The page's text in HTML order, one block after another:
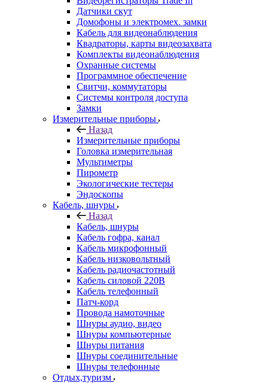
Датчики скут
Домофоны и электромех. замки
Кабель для видеонаблюдения
Квадраторы, карты видеозахвата
Комплекты видеонаблюдения
Охранные системы
Программное обеспечение
Свитчи, коммутаторы
Системы контроля доступа
Замки
Измерительные приборы
Назад
Измерительные приборы
Головка измерительная
Мультиметры
Пирометр
Экологические тестеры
Эндоскопы
Кабель, шнуры
Назад
Кабель, шнуры
Кабель гофра, канал
Кабель микрофонный
Кабель низковольтный
Кабель радиочастотный
Кабель силовой 220В
Кабель телефонный
Патч-корд
Провода намоточные
Шнуры аудио, видео
Шнуры компьютерные
Шнуры питания
Шнуры соединительные
Шнуры телефонные
Отдых,туризм